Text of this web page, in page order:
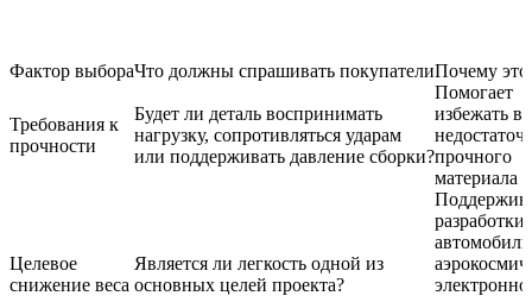
Фактор выбораЧто должны спрашивать покупателиПочему
Требования к
прочности
Будет ли деталь воспринимать
нагрузку, сопротивляться ударам
или поддерживать давление сборки?
Помогает
избежать
прочного
материала
Целевое
снижение веса
Является ли легкость одной из
основных целей проекта?
разработки